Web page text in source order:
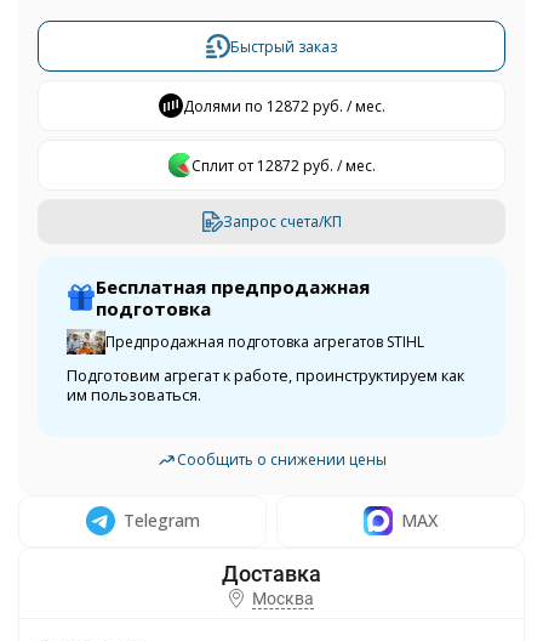
Быстрый заказ
Долями по 12872 руб. / мес.
Сплит от 12872 руб. / мес.
Запрос счета/КП
Бесплатная предпродажная
подготовка
Предпродажная подготовка агрегатов STIHL
Подготовим агрегат к работе, проинструктируем как
им пользоваться.
Сообщить о снижении цены
Telegram MAX
Москва